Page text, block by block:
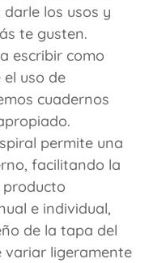
los usos y
te gusten.
escribir como
uso de
cuadernos
permite una
facilitando la
producto
e individual,
de la tapa del
variar ligeramente